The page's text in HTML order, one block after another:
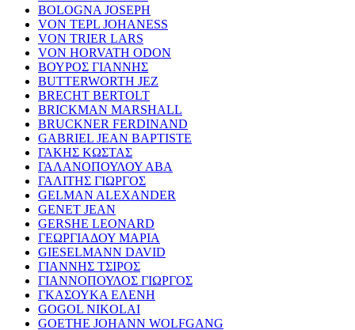
BOLOGNA JOSEPH
VON TEPL JOHANESS
VON TRIER LARS
VON HORVATH ODON
ΒΟΥΡΟΣ ΓΙΑΝΝΗΣ
BUTTERWORTH JEZ
BRECHT BERTOLT
BRICKMAN MARSHALL
BRUCKNER FERDINAND
GABRIEL JEAN BAPTISTE
ΓΑΚΗΣ ΚΩΣΤΑΣ
ΓΑΛΑΝΟΠΟΥΛΟΥ ΑΒΑ
ΓΑΛΙΤΗΣ ΓΙΩΡΓΟΣ
GELMAN ALEXANDER
GENET JEAN
GERSHE LEONARD
ΓΕΩΡΓΙΑΔΟΥ ΜΑΡΙΑ
GIESELMANN DAVID
ΓΙΑΝΝΗΣ ΤΣΙΡΟΣ
ΓΙΑΝΝΟΠΟΥΛΟΣ ΓΙΩΡΓΟΣ
ΓΚΑΣΟΥΚΑ ΕΛΕΝΗ
GOGOL NIKOLAI
GOETHE JOHANN WOLFGANG